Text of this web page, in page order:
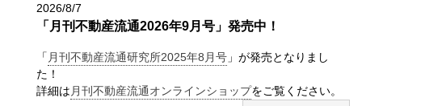
2026/8/7
「月刊不動産流通2026年9月号」発売中！
「 月刊不動産流通研究所2025年8月号 」が発売となりまし
た！
詳細は 月刊不動産流通オンラインショップをご覧ください。